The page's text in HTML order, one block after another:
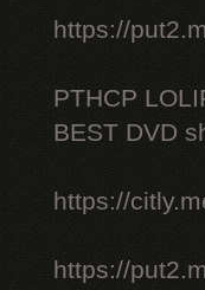
https://
PTHCP
BEST DVD
https://
https://